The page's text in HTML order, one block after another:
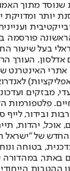
שנוסד מתוך
יותר
בעל שיעור
אדלסון. העורך
אתרי האינטרנט
מבזקים
פלטפורמות
ובידור, לייף
החדש של
בטוחה
באתר, במהדורה